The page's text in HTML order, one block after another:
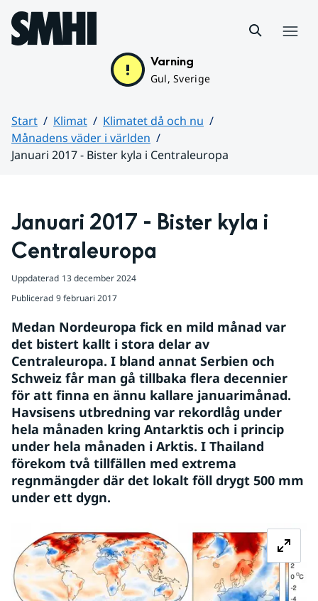
Hoppa till sidans innehåll
Varning
Gul, Sverige
Start Klimat
Klimatet då och nu
Månadens väder i världen
Januari 2017 - Bister kyla i Centraleuropa
Januari 2017 - Bister kyla i
Centraleuropa
Uppdaterad 13 december 2024
Publicerad 9 februari 2017
Medan Nordeuropa fick en mild månad var
det bistert kallt i stora delar av
Centraleuropa. I bland annat Serbien och
Schweiz får man gå tillbaka flera decennier
för att finna en ännu kallare januarimånad.
Havsisens utbredning var rekordlåg under
hela månaden kring Antarktis och i princip
under hela månaden i Arktis. I Thailand
förekom två tillfällen med extrema
regnmängder där det lokalt föll drygt 500 mm
under ett dygn.